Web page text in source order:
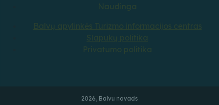
Naudinga
Balvų apylinkės Turizmo informacijos centras
Slapukų politika
Privatumo politika
2026, Balvu novads